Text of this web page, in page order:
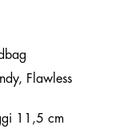
Flawless
11,5 cm